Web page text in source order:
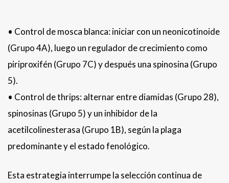
• Control de mosca blanca: iniciar con un neonicotinoide
(Grupo 4A), luego un regulador de crecimiento como
piriproxifén (Grupo 7C) y después una spinosina (Grupo
5).
• Control de thrips: alternar entre diamidas (Grupo 28),
spinosinas (Grupo 5) y un inhibidor de la
acetilcolinesterasa (Grupo 1B), según la plaga
predominante y el estado fenológico.
Esta estrategia interrumpe la selección continua de